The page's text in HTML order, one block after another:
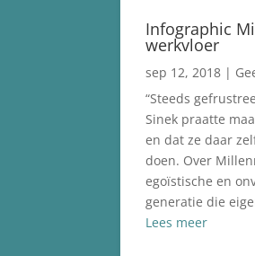
Infographic
werkvloer
sep 12, 2018 |
“Steeds
Sinek praatte
en dat ze daar
doen. Over
egoïstische en
generatie die
Lees meer